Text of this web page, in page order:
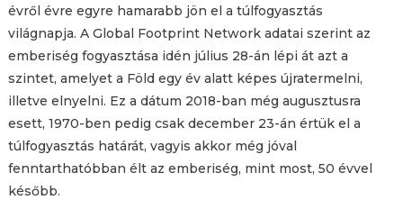
évről évre egyre hamarabb jön el a túlfogyasztás
világnapja. A Global Footprint Network adatai szerint az
emberiség fogyasztása idén július 28-án lépi át azt a
szintet, amelyet a Föld egy év alatt képes újratermelni,
illetve elnyelni. Ez a dátum 2018-ban még augusztusra
esett, 1970-ben pedig csak december 23-án értük el a
túlfogyasztás határát, vagyis akkor még jóval
fenntarthatóbban élt az emberiség, mint most, 50 évvel
később.